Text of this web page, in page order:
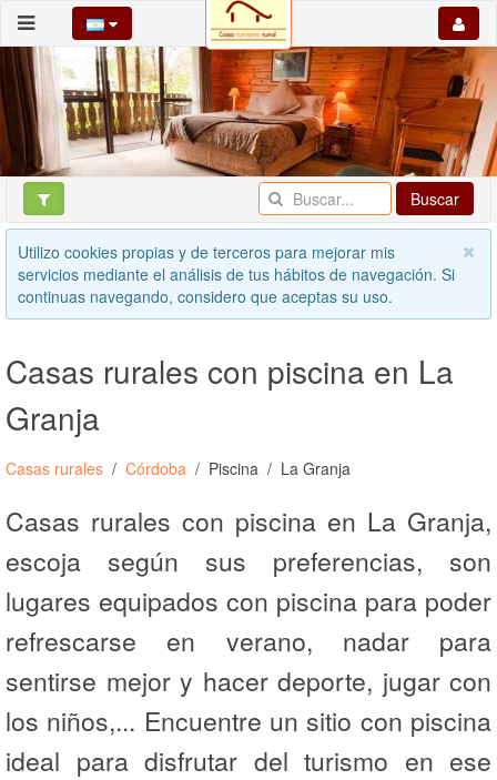
Buscar
Utilizo cookies propias y de terceros para mejorar mis
servicios mediante el análisis de tus hábitos de navegación. Si
continuas navegando, considero que aceptas su uso.
Casas rurales con piscina en La
Granja
Casas rurales Córdoba Piscina La Granja
Casas rurales con piscina en La Granja,
escoja según sus preferencias, son
lugares equipados con piscina para poder
refrescarse en verano, nadar para
sentirse mejor y hacer deporte, jugar con
los niños,... Encuentre un sitio con piscina
ideal para disfrutar del turismo en ese